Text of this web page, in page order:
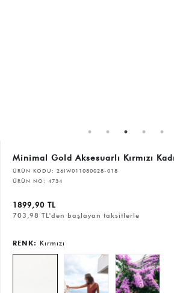
Minimal Gold Aksesuarlı Kırmızı
ÜRÜN KODU: 26IW011080028-018
ÜRÜN NO: 4734
1899,90 TL
703,98 TL'den başlayan taksitlerle
RENK: Kırmızı